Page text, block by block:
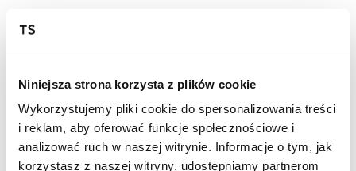
Niniejsza strona korzysta z plików cookie
Wykorzystujemy pliki cookie do spersonalizowania treści
i reklam, aby oferować funkcje społecznościowe i
analizować ruch w naszej witrynie. Informacje o tym, jak
korzystasz z naszej witryny, udostępniamy partnerom